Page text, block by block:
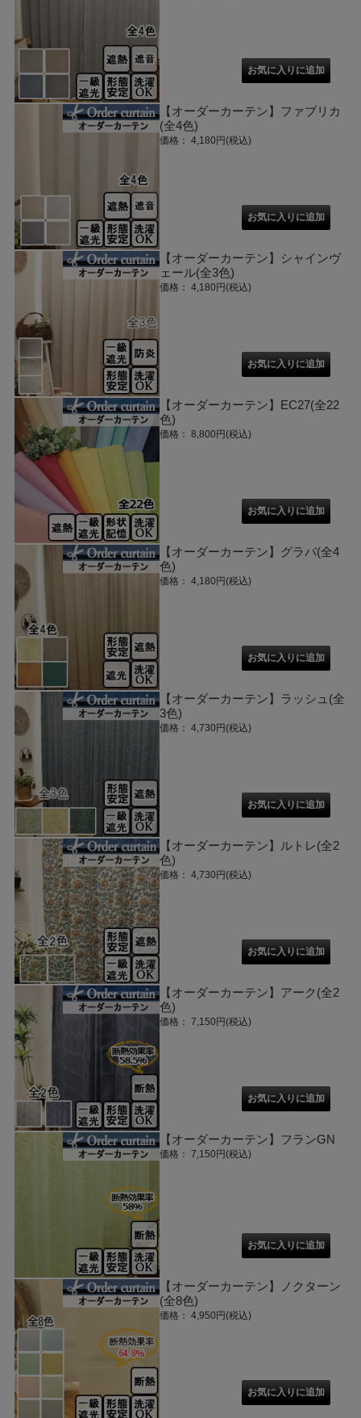
【オーダーカーテン】ファブリカ
(全4色)
価格： 4,180円(税込)
【オーダーカーテン】シャインヴ
ェール(全3色)
価格： 4,180円(税込)
【オーダーカーテン】EC27(全22
色)
価格： 8,800円(税込)
【オーダーカーテン】グラバ(全4
色)
価格： 4,180円(税込)
【オーダーカーテン】ラッシュ(全
3色)
価格： 4,730円(税込)
【オーダーカーテン】ルトレ(全2
色)
価格： 4,730円(税込)
【オーダーカーテン】アーク(全2
色)
価格： 7,150円(税込)
【オーダーカーテン】フランGN
価格： 7,150円(税込)
【オーダーカーテン】ノクターン
(全8色)
価格： 4,950円(税込)